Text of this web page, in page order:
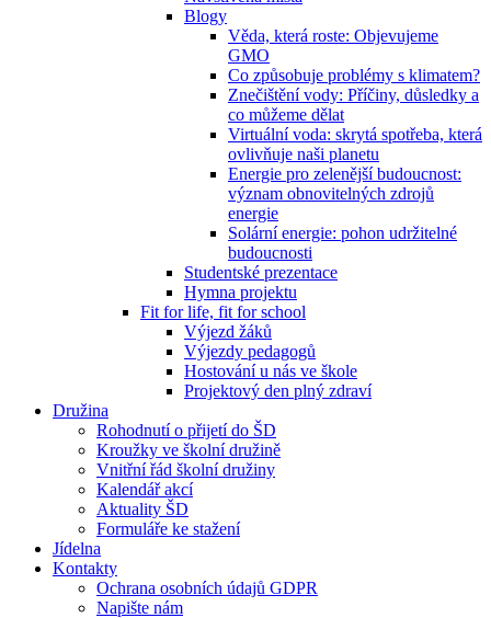
Blogy
Věda, která roste: Objevujeme
GMO
Co způsobuje problémy s klimatem?
Znečištění vody: Příčiny, důsledky a
co můžeme dělat
Virtuální voda: skrytá spotřeba, která
ovlivňuje naši planetu
Energie pro zelenější budoucnost:
význam obnovitelných zdrojů
energie
Solární energie: pohon udržitelné
budoucnosti
Studentské prezentace
Hymna projektu
Fit for life, fit for school
Výjezd žáků
Výjezdy pedagogů
Hostování u nás ve škole
Projektový den plný zdraví
Družina
Rohodnutí o přijetí do ŠD
Kroužky ve školní družině
Vnitřní řád školní družiny
Kalendář akcí
Aktuality ŠD
Formuláře ke stažení
Jídelna
Kontakty
Ochrana osobních údajů GDPR
Napište nám